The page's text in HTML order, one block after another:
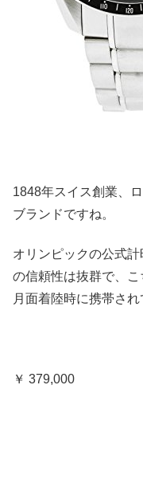
1848年スイス創業、
ブランドですね。
オリンピックの公式
の信頼性は抜群で、
月面着陸時に携帯され
￥ 379,000